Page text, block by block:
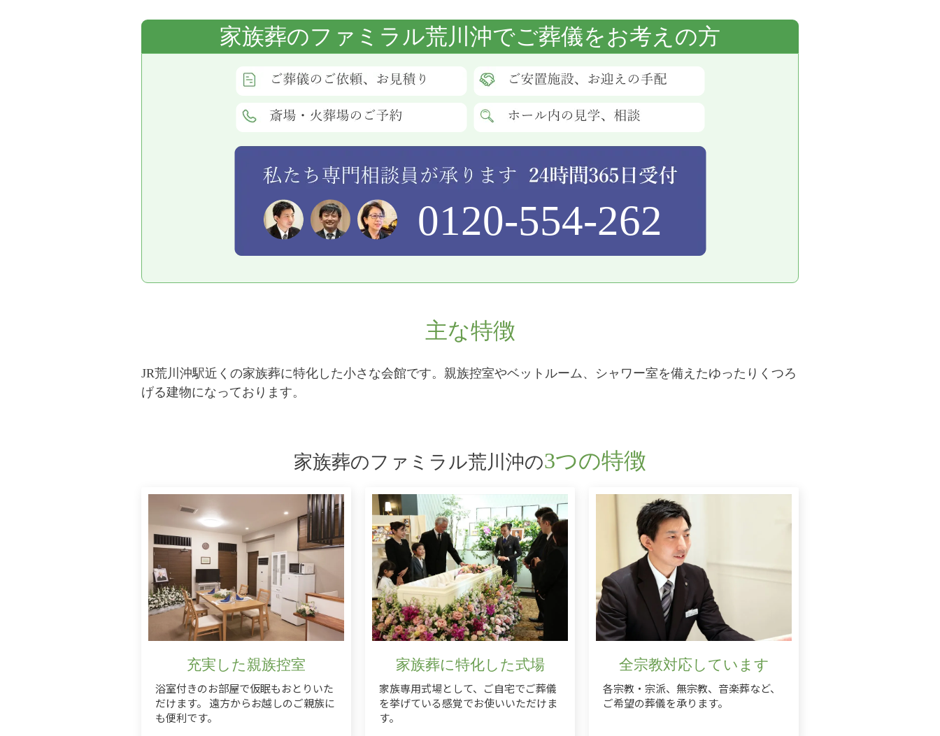
家族葬のファミラル荒川沖でご葬儀をお考えの方
0120-554-262
主な特徴
JR荒川沖駅近くの家族葬に特化した小さな会館です。親族控室やベットルーム、シャワー室を備えたゆったりくつろ
げる建物になっております。
家族葬のファミラル荒川沖の3つの特徴
充実した親族控室
浴室付きのお部屋で仮眠もおとりいた
だけます。 遠方からお越しのご親族に
も便利です。
家族葬に特化した式場
家族専用式場として、ご自宅でご葬儀
を挙げている感覚でお使いいただけま
す。
全宗教対応しています
各宗教・宗派、無宗教、音楽葬など、
ご希望の葬儀を承ります。